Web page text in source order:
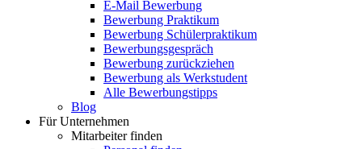
E-Mail Bewerbung
Bewerbung Praktikum
Bewerbung Schülerpraktikum
Bewerbungsgespräch
Bewerbung zurückziehen
Bewerbung als Werkstudent
Alle Bewerbungstipps
Blog
Für Unternehmen
Mitarbeiter finden